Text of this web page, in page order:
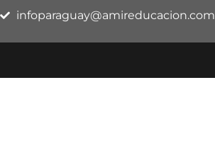
infoparaguay@amireducacion.com